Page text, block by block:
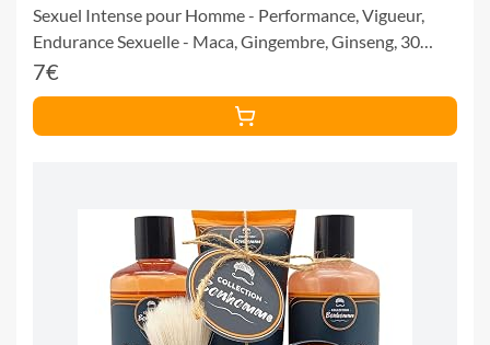
Sexuel Intense pour Homme - Performance, Vigueur,
Endurance Sexuelle - Maca, Gingembre, Ginseng, 30
gélules - Cure de 15 jours - Fabriqué en France
7€